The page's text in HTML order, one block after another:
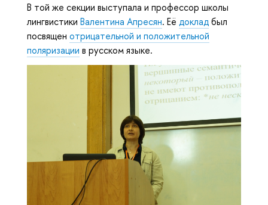
В той же секции выступала и профессор школы
лингвистики Валентина Апресян. Её докладбыл
посвящен отрицательной и положительной
поляризации в русском языке.